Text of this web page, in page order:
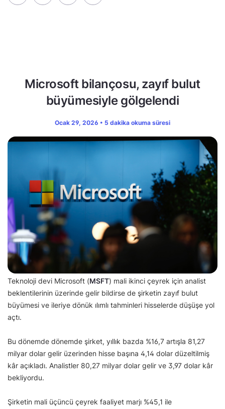
Microsoft bilançosu, zayıf bulut
büyümesiyle gölgelendi
Ocak 29, 2026 • 5 dakika okuma süresi
Teknoloji devi Microsoft (MSFT) mali ikinci çeyrek için analist
beklentilerinin üzerinde gelir bildirse de şirketin zayıf bulut
büyümesi ve ileriye dönük ılımlı tahminleri hisselerde düşüşe yol
açtı.
Bu dönemde dönemde şirket, yıllık bazda %16,7 artışla 81,27
milyar dolar gelir üzerinden hisse başına 4,14 dolar düzeltilmiş
kâr açıkladı. Analistler 80,27 milyar dolar gelir ve 3,97 dolar kâr
bekliyordu.
Şirketin mali üçüncü çeyrek faaliyet marjı %45,1 ile